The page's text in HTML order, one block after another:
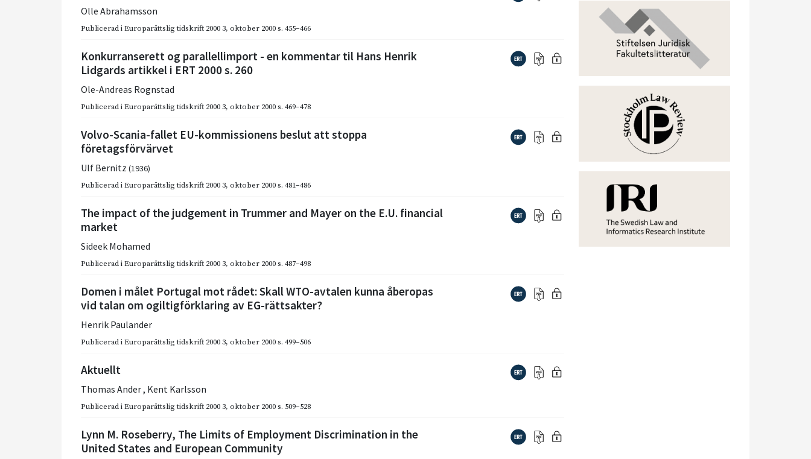
Olle Abrahamsson
Publicerad iEuroparättslig tidskrift 2000 3, oktober 2000s. 455–466
Konkurranserett og parallellimport - en kommentar til Hans Henrik
Lidgards artikkel i ERT 2000 s. 260
Ole-Andreas Rognstad
Publicerad iEuroparättslig tidskrift 2000 3, oktober 2000s. 469–478
Volvo-Scania-fallet EU-kommissionens beslut att stoppa
företagsförvärvet
Ulf Bernitz (1936)
Publicerad iEuroparättslig tidskrift 2000 3, oktober 2000s. 481–486
The impact of the judgement in Trummer and Mayer on the E.U. financial
market
Sideek Mohamed
Publicerad iEuroparättslig tidskrift 2000 3, oktober 2000s. 487–498
Domen i målet Portugal mot rådet: Skall WTO-avtalen kunna åberopas
vid talan om ogiltigförklaring av EG-rättsakter?
Henrik Paulander
Publicerad iEuroparättslig tidskrift 2000 3, oktober 2000s. 499–506
Aktuellt
Thomas Ander, Kent Karlsson
Publicerad iEuroparättslig tidskrift 2000 3, oktober 2000s. 509–528
Lynn M. Roseberry, The Limits of Employment Discrimination in the
United States and European Community